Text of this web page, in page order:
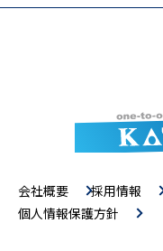
会社概要 採用情報
個人情報保護方針